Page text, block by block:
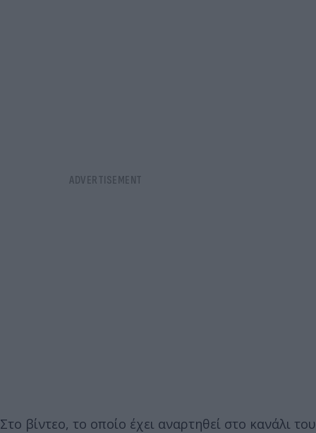
Στο βίντεο, το οποίο έχει αναρτηθεί στο κανάλι του